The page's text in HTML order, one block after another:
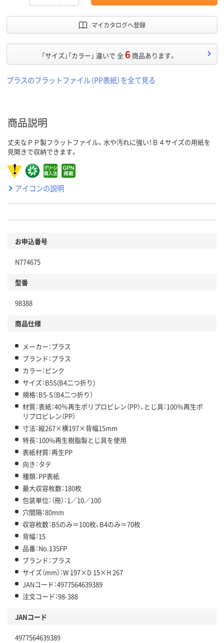
マイカタログへ登録
「サイズ」「カラー」 違いで 全6 商品あります。
プラスのフラットファイル（PP表紙）を全て見る
商品説明
丈夫なＰＰ製フラットファイル。水や汚れに強い！Ｂ４サイズの用紙を
見開きで収納できます。
アイコンの説明
お申込番号
N774675
型番
98388
商品仕様
メーカー：プラス
ブランド：プラス
カラー：ピンク
サイズ：B5S(B4二つ折り)
規格：B5-S（B4二つ折り）
材質：表紙：40％再生ポリプロピレン（PP）、とじ具：100％再生ポ
リプロピレン（PP）
寸法：縦267×横197×背幅15mm
特長：100%再生樹脂製とじ具を使用
表紙材質：再生PP
向き：タテ
種類：PP表紙
最大収容枚数：180枚
包装単位：（冊）：1／10／100
穴間隔：80mm
収容枚数：B5のみ＝100枚、B4のみ＝70枚
背幅：15
品番：No.135FP
ブランド：プラス
サイズ（mm）：W 197×D 15×H 267
JANコード：4977564639389
注文コード：98-388
JANコード
4977564639389